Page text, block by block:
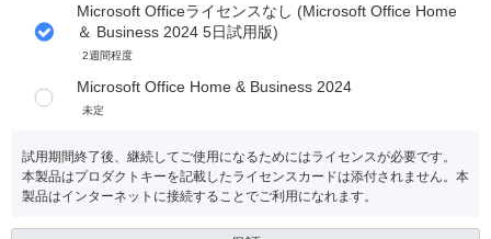
Microsoft Officeライセンスなし (Microsoft Office Home
＆ Business 2024 5日試用版)
2週間程度
Microsoft Office Home & Business 2024
未定
試用期間終了後、継続してご使用になるためにはライセンスが必要です。
本製品はプロダクトキーを記載したライセンスカードは添付されません。本
製品はインターネットに接続することでご利用になれます。